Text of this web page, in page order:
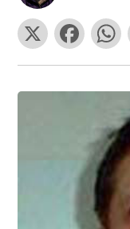
X
F
a
c
b
o
o
k